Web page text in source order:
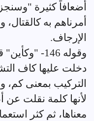
أضعافاً كثيرة
أمرناهم به كالقتال،
الإرجاف.
وقوله 146-
دخلت عليها كاف
التركيب بمعنى
لأنها كلمة نقلت عن
معناها، ثم كثر